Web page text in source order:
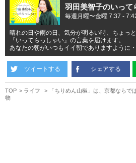
羽田美智子のいって
毎週月曜〜金曜 7:37 -
晴れの日や雨の日、気分が明るい時、ちょっ
『いってらっしゃい』の言葉を届けます。
あなたの朝がいつもイイ朝でありますように・
ツイートする シェアする
TOP ライフ
「ちりめん山椒」は、京都ならで
物